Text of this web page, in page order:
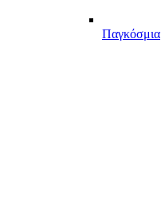
Παγκόσμια